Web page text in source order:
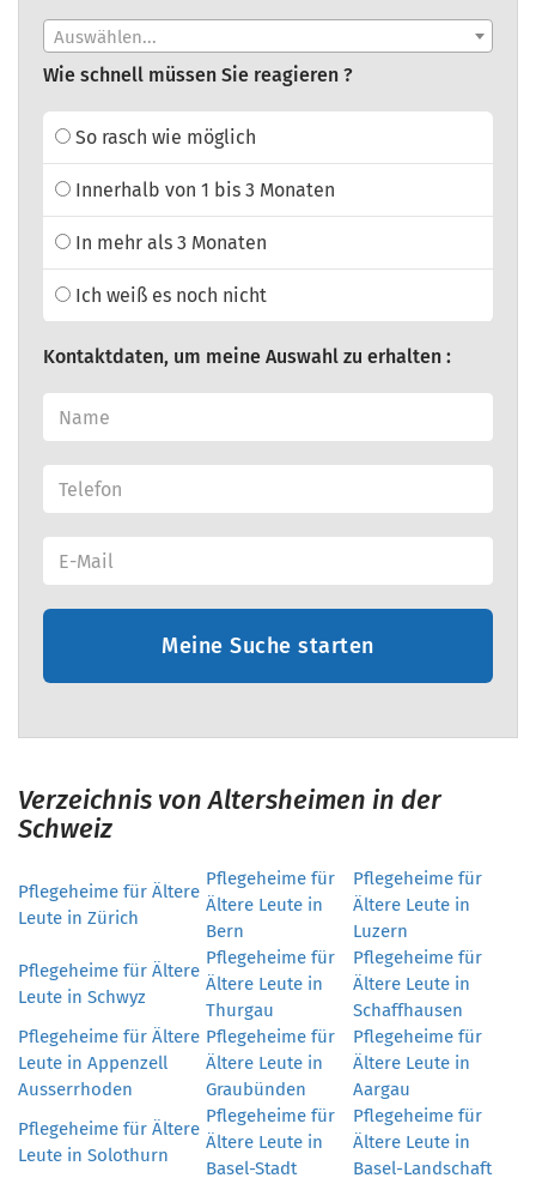
Auswählen...
Wie schnell müssen Sie reagieren ?
So rasch wie möglich
Innerhalb von 1 bis 3 Monaten
In mehr als 3 Monaten
Ich weiß es noch nicht
Kontaktdaten, um meine Auswahl zu erhalten :
Meine Suche starten
Verzeichnis von Altersheimen in der
Schweiz
Pflegeheime für Ältere
Leute in Zürich
Pflegeheime für
Ältere Leute in
Bern
Pflegeheime für
Ältere Leute in
Luzern
Pflegeheime für Ältere
Leute in Schwyz
Pflegeheime für
Ältere Leute in
Thurgau
Pflegeheime für
Ältere Leute in
Schaffhausen
Pflegeheime für Ältere
Leute in Appenzell
Ausserrhoden
Pflegeheime für
Ältere Leute in
Graubünden
Pflegeheime für
Ältere Leute in
Aargau
Pflegeheime für Ältere
Leute in Solothurn
Pflegeheime für
Ältere Leute in
Basel-Stadt
Pflegeheime für
Ältere Leute in
Basel-Landschaft